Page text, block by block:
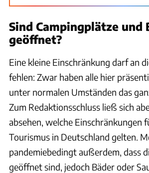
Sind Campingplätze und
geöffnet?
Eine kleine Einschränkung darf an
fehlen: Zwar haben alle hier
unter normalen Umständen das
Zum Redaktionsschluss ließ sich
absehen, welche Einschränkungen
Tourismus in Deutschland gelten.
pandemiebedingt außerdem, dass
geöffnet sind, jedoch Bäder oder